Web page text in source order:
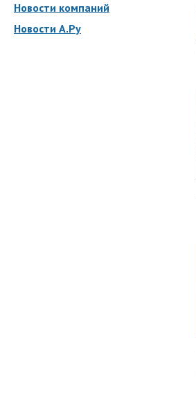
Новости компаний
Новости А.Ру